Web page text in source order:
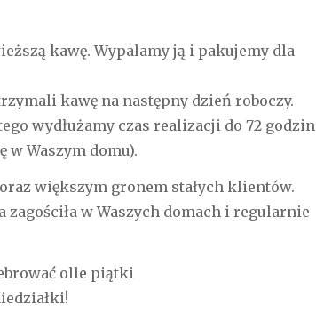
kawę. Wypalamy ją i pakujemy dla
kawę na następny dzień roboczy.
wydłużamy czas realizacji do 72 godzin
Waszym domu).
większym gronem stałych klientów.
w Waszych domach i regularnie
olle piątki